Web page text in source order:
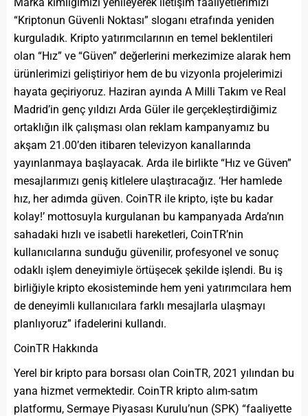
“Kriptonun Güvenli Noktası” sloganı etrafında yeniden
kurguladık. Kripto yatırımcılarının en temel beklentileri
olan “Hız” ve “Güven” değerlerini merkezimize alarak hem
ürünlerimizi geliştiriyor hem de bu vizyonla projelerimizi
hayata geçiriyoruz. Haziran ayında A Milli Takım ve Real
Madrid’in genç yıldızı Arda Güler ile gerçekleştirdiğimiz
ortaklığın ilk çalışması olan reklam kampanyamız bu
akşam 21.00’den itibaren televizyon kanallarında
yayınlanmaya başlayacak. Arda ile birlikte “Hız ve Güven”
mesajlarımızı geniş kitlelere ulaştıracağız. ‘Her hamlede
hız, her adımda güven. CoinTR ile kripto, işte bu kadar
kolay!’ mottosuyla kurgulanan bu kampanyada Arda’nın
sahadaki hızlı ve isabetli hareketleri, CoinTR’nin
kullanıcılarına sunduğu güvenilir, profesyonel ve sonuç
odaklı işlem deneyimiyle örtüşecek şekilde işlendi. Bu iş
birliğiyle kripto ekosisteminde hem yeni yatırımcılara hem
de deneyimli kullanıcılara farklı mesajlarla ulaşmayı
planlıyoruz” ifadelerini kullandı.
CoinTR Hakkında
Yerel bir kripto para borsası olan CoinTR, 2021 yılından bu
yana hizmet vermektedir. CoinTR kripto alım-satım
platformu, Sermaye Piyasası Kurulu’nun (SPK) “faaliyette